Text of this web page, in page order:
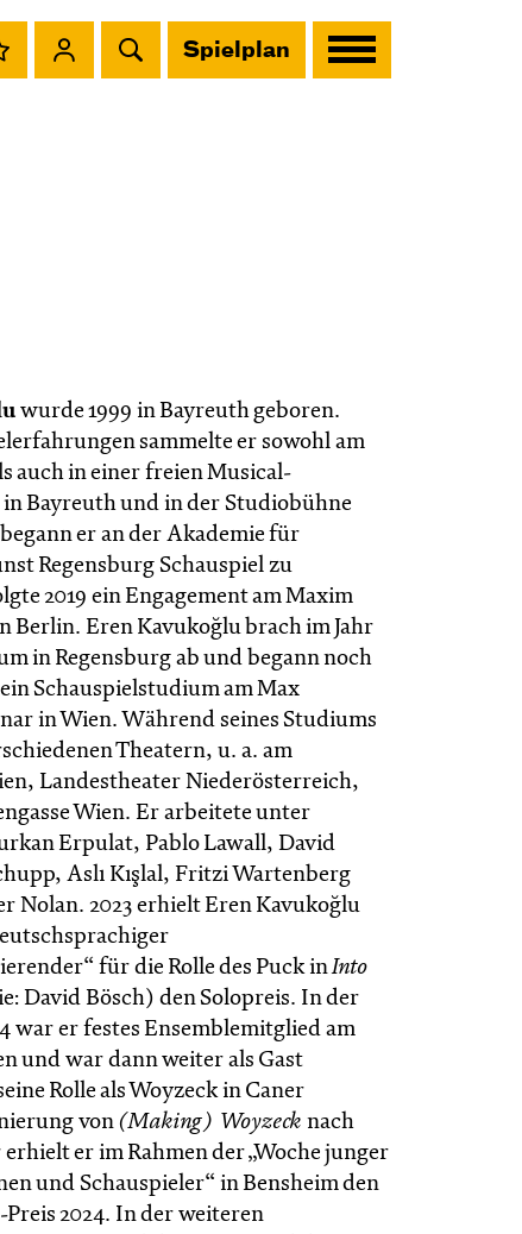
Spielplan
wurde 1999 in Bayreuth geboren.
sammelte er sowohl am
auch in einer freien Musical-
Bayreuth und in der Studiobühne
er an der Akademie für
Regensburg Schauspiel zu
2019 ein Engagement am Maxim
Berlin. Eren Kavukoğlu brach im Jahr
in Regensburg ab und begann noch
Schauspielstudium am Max
in Wien. Während seines Studiums
Theatern, u. a. am
Landestheater Niederösterreich,
Wien. Er arbeitete unter
Erpulat, Pablo Lawall, David
Aslı Kışlal, Fritzi Wartenberg
Nolan. 2023 erhielt Eren Kavukoğlu
für die Rolle des Puck inInto
David Bösch) den Solopreis. In der
war er festes Ensemblemitglied am
und war dann weiter als Gast
Rolle als Woyzeck in Caner
von (Making) Woyzeck nach
er im Rahmen der „Woche junger
und Schauspieler“ in Bensheim den
2024. In der weiteren